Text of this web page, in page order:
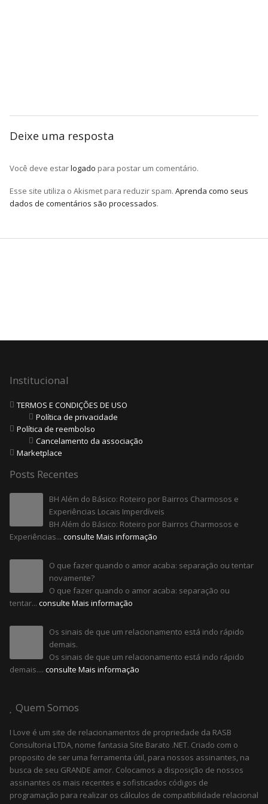
Deixe uma resposta
Você deve estarlogado para postar um comentário.
Esse site utiliza o Akismet para reduzir spam. Aprenda como seus
dados de comentários são processados.
Institucional
TERMOS E CONDIÇÕES DE USO
Política de privacidade
Política de reembolso
Cancelamento da associação
Marketplace
Posts Recentes
BH Além do Básico: Roteiro por Bairros Charmosos e
Experiências Locais Imperdíveis
BH Além do Básico: Roteiro por Bairros Charmosos e
Experiências... consulte Mais informação
O que fazer quando o amor acaba: separação ou tentar
novamente?
O que fazer quando o amor acaba: separação ou
tentar... consulte Mais informação
Os sinais de que um relacionamento está indo rápido
demais.
Os sinais de que um relacionamento está indo rápido
demais.... consulte Mais informação
Quem Somos
I Love é um site de relacionamentos de propriedade da RASB
Consultoria LTDA, nome fantasia Site Barato .NET. Criado com o
proposito de ser uma ferramenta útil, para nossos assinantes, na
busca de seu GRANDE amor. Colocamos a disposição de nossos
assinantes os mais recentes e sofisticados códigos de
programação para realizar os cálculos de compatibilidade relacional